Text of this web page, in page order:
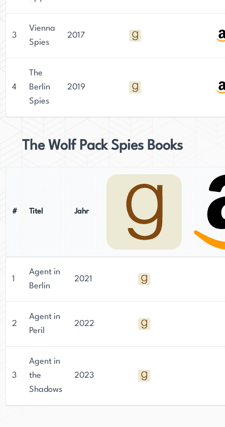
3
Vienna
Spies
2017
4
The
Berlin
Spies
2019
The Wolf Pack Spies Books
# Titel Jahr
1
Agent in
Berlin
2021
2
Agent in
Peril
2022
3
Agent in
the
Shadows
2023